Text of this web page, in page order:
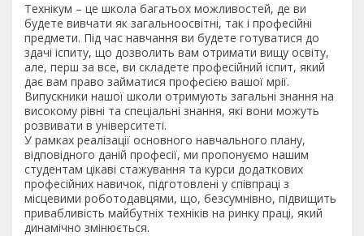
Технікум – це школа багатьох можливостей, де ви
будете вивчати як загальноосвітні, так і професійні
предмети. Під час навчання ви будете готуватися до
здачі іспиту, що дозволить вам отримати вищу освіту,
але, перш за все, ви складете професійний іспит, який
дає вам право займатися професією вашої мрії.
Випускники нашої школи отримують загальні знання на
високому рівні та спеціальні знання, які вони можуть
розвивати в університеті.
У рамках реалізації основного навчального плану,
відповідного даній професії, ми пропонуємо нашим
студентам цікаві стажування та курси додаткових
професійних навичок, підготовлені у співпраці з
місцевими роботодавцями, що, безсумнівно, підвищить
привабливість майбутніх техніків на ринку праці, який
динамічно змінюється.